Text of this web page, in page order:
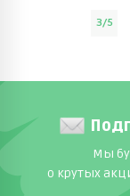
3/5
Мы
о крутых